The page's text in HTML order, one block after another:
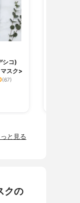
シコ)
スク>
(67)
と見る
クの